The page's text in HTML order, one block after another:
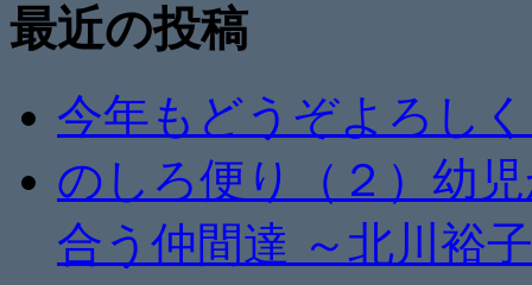
最近の投稿
今年もどうぞよろし
のしろ便り（２）幼
合う仲間達 ～北川裕